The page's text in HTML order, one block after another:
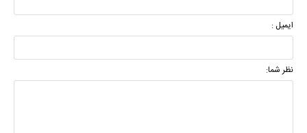
ایمیل :
نظر شما: